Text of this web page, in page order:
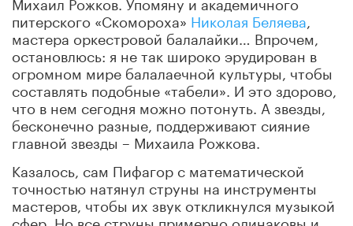
питерского «Скомороха» Николая Беляева
мастера оркестровой балалайки… Впрочем,
остановлюсь: я не так широко эрудирован в
огромном мире балалаечной культуры, чтобы
составлять подобные «табели». И это здорово,
что в нем сегодня можно потонуть. А звезды,
бесконечно разные, поддерживают сияние
главной звезды – Михаила Рожкова.
Казалось, сам Пифагор с математической
точностью натянул струны на инструменты
мастеров, чтобы их звук откликнулся музыкой
сфер. Но все струны примерно одинаковы и